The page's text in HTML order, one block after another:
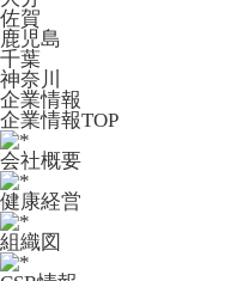
佐賀
鹿児島
千葉
神奈川
企業情報
企業情報TOP
会社概要
健康経営
組織図